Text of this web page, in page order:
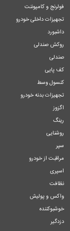
فولرنج و کامپوننت
تجهیزات داخلی خودرو
داشبورد
روکش صندلی
صندلی
کف پایی
کنسول وسط
تجهیزات بدنه خودرو
اگزوز
رینگ
روشنایی
سپر
مراقبت از خودرو
اسپری
نظافت
واکس و پولیش
خوشبوکننده
دزدگیر